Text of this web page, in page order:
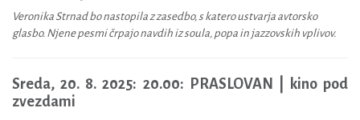
Veronika Strnad bo nastopila z zasedbo, s katero ustvarja avtorsko
glasbo. Njene pesmi črpajo navdih iz soula, popa in jazzovskih vplivov.
Sreda, 20. 8. 2025: 20.00: PRASLOVAN | kino pod
zvezdami